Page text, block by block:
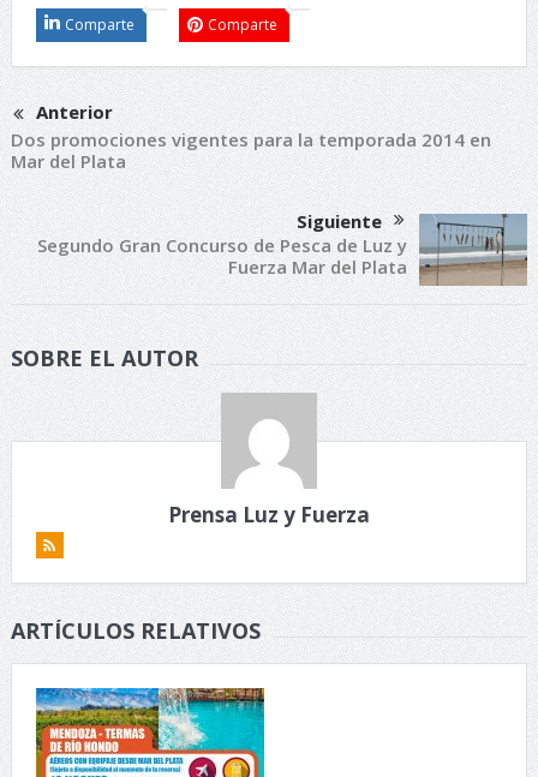
Comparte Comparte
Anterior
Dos promociones vigentes para la temporada 2014 en
Mar del Plata
Siguiente
Segundo Gran Concurso de Pesca de Luz y
Fuerza Mar del Plata
SOBRE EL AUTOR
Prensa Luz y Fuerza
ARTÍCULOS RELATIVOS